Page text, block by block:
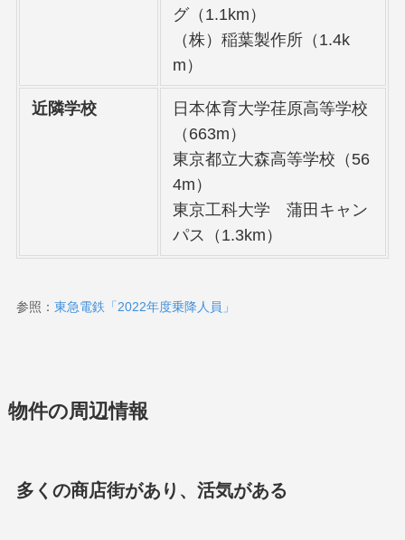
グ（1.1km）
（株）稲葉製作所（1.4k
m）
近隣学校
日本体育大学荏原高等学校
（663m）
東京都立大森高等学校（56
4m）
東京工科大学 蒲田キャン
パス（1.3km）
参照： 東急電鉄「2022年度乗降人員」
物件の周辺情報
多くの商店街があり、活気がある